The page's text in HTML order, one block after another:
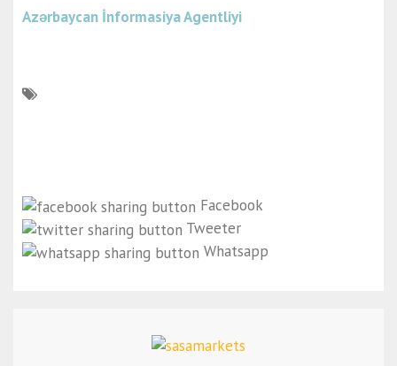
Azərbaycan İnformasiya Agentliyi
Facebook
Tweeter
Whatsapp